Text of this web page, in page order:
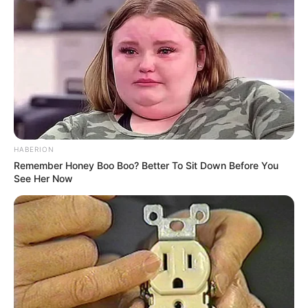
Terorisme itu nyata. Ia membunuh, ia membakar
rumah ibadah. Sesedikit apapun teroris itu, mereka
mengerikan. Karena jelas kata Qur’an, satu nyawa
dibunuh tanpa alasan benar, seperti membunuh
seluruh umat manusia. Mari bersama rapatkan shaf
(barisan) melawan mereka.
Tugasmu dari Tuhan itu jadi baik, bukan terlihat baik
di mata manusia.
Mari kita selalu berakhlak dan mempersatukan,
seperti Nabi SAW yang terbaik akhlaknya dan
mempersatukan para nabi dan kaumnya di akhirat.
Tiap golongan itu punya pahlawannya, seperti tiap
kaum punya nabinya. Saling hormati para pahlawan,
seperti tiap umat harus hormati dari kaum lain.
HABERION
Remember Honey Boo Boo? Better To Sit Down Before You
See Her Now